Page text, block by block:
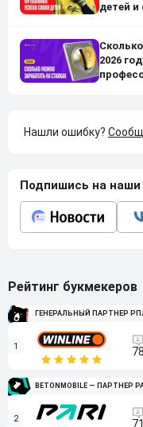
детей
2026
Нашли ошибку?
Подпишись на наши
Рейтинг букмекеров
ГЕНЕРАЛЬНЫЙ ПАРТНЕР
1 78
BETONMOBILE — ПАРТНЕР
2 71